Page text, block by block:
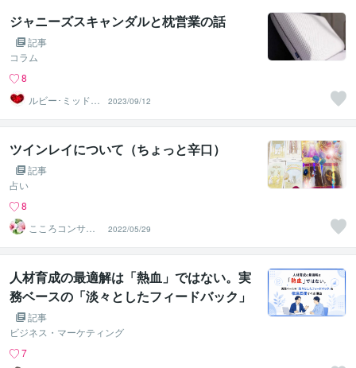
ジャニーズスキャンダルと枕営業の話
記事
コラム
8
ルビー･ミッドナ
イト
2023/09/12
ツインレイについて（ちょっと辛口）
記事
占い
8
こころコンサル
タント ゆきち
2022/05/29
人材育成の最適解は「熱血」ではない。実
務ベースの「淡々としたフィードバック」
を徹底反復すべき理由
記事
ビジネス・マーケティング
7